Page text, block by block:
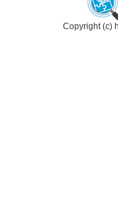
Copyright (c)